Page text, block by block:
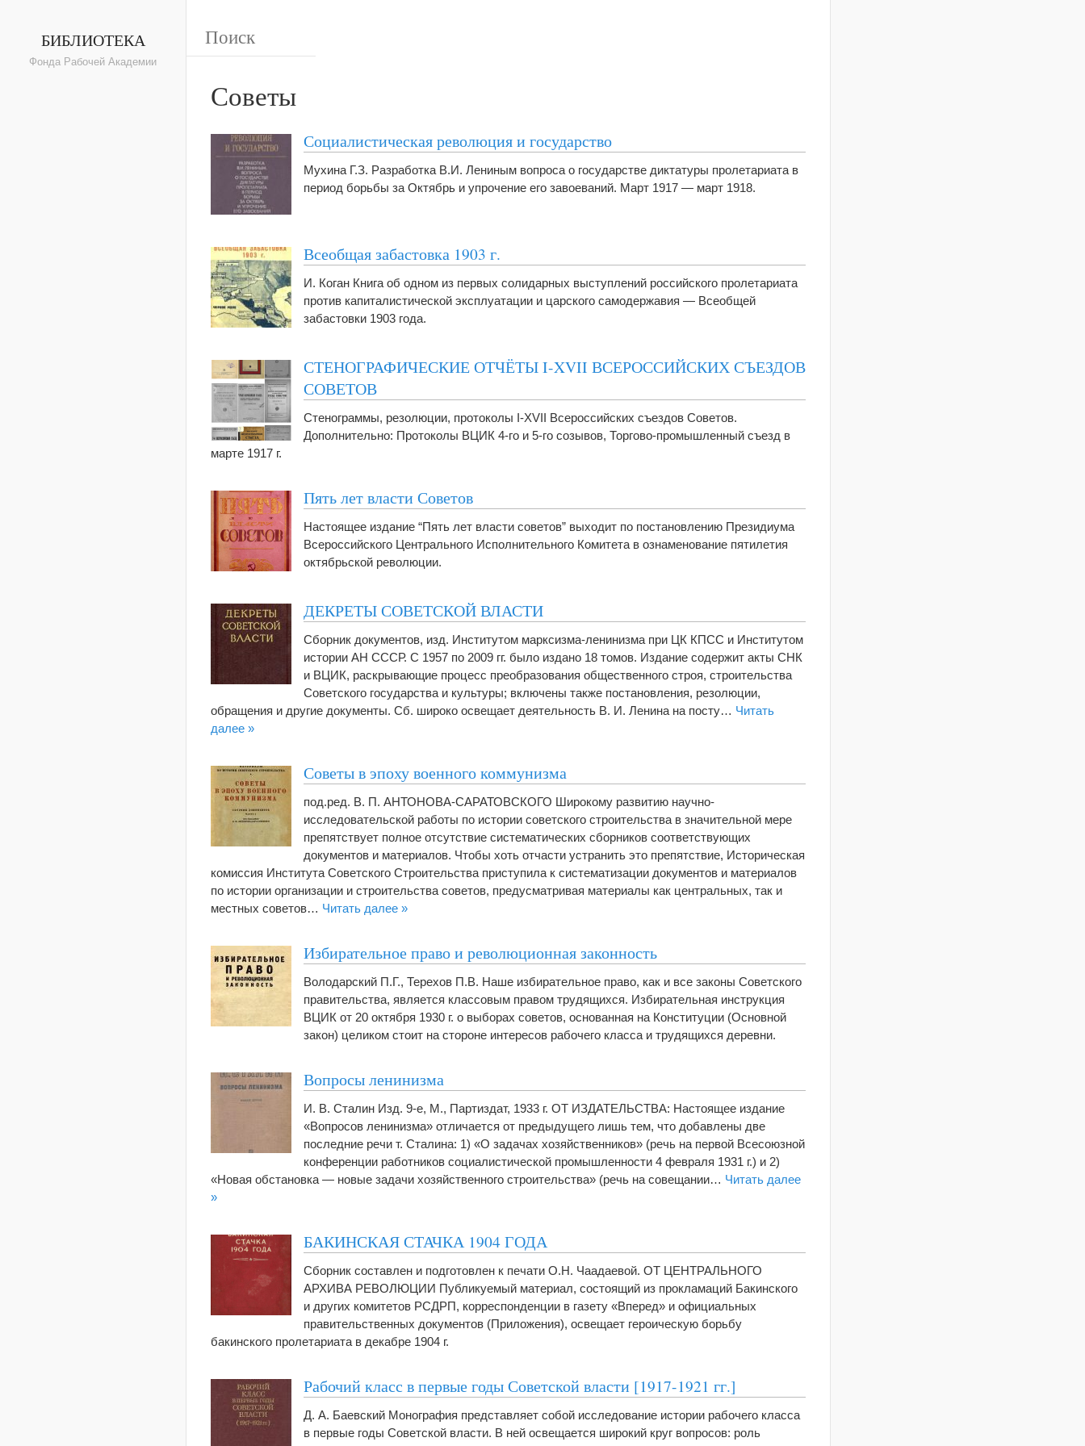
БИБЛИОТЕКА
Фонда Рабочей Академии
Советы
Социалистическая революция и государство
Мухина Г.З. Разработка В.И. Лениным вопроса о государстве диктатуры пролетариата в
период борьбы за Октябрь и упрочение его завоеваний. Март 1917 — март 1918.
Всеобщая забастовка 1903 г.
И. Коган Книга об одном из первых солидарных выступлений российского пролетариата
против капиталистической эксплуатации и царского самодержавия — Всеобщей
забастовки 1903 года.
СТЕНОГРАФИЧЕСКИЕ ОТЧЁТЫ I-XVII ВСЕРОССИЙСКИХ СЪЕЗДОВ
СОВЕТОВ
Стенограммы, резолюции, протоколы I-XVII Всероссийских съездов Советов.
Дополнительно: Протоколы ВЦИК 4-го и 5-го созывов, Торгово-промышленный съезд в
марте 1917 г.
Пять лет власти Советов
Настоящее издание “Пять лет власти советов” выходит по постановлению Президиума
Всероссийского Центрального Исполнительного Комитета в ознаменование пятилетия
октябрьской революции.
ДЕКРЕТЫ СОВЕТСКОЙ ВЛАСТИ
Сборник документов, изд. Институтом марксизма-ленинизма при ЦК КПСС и Институтом
истории АН СССР. С 1957 по 2009 гг. было издано 18 томов. Издание содержит акты СНК
и ВЦИК, раскрывающие процесс преобразования общественного строя, строительства
Советского государства и культуры; включены также постановления, резолюции,
обращения и другие документы. Сб. широко освещает деятельность В. И. Ленина на посту… Читать
далее »
Советы в эпоху военного коммунизма
под.ред. В. П. АНТОНОВА-САРАТОВСКОГО Широкому развитию научно-
исследовательской работы по истории советского строительства в значительной мере
препятствует полное отсутствие систематических сборников соответствующих
документов и материалов. Чтобы хоть отчасти устранить это препятствие, Историческая
комиссия Института Советского Строительства приступила к систематизации документов и материалов
по истории организации и строительства советов, предусматривая материалы как центральных, так и
местных советов… Читать далее »
Избирательное право и революционная законность
Володарский П.Г., Терехов П.В. Наше избирательное право, как и все законы Советского
правительства, является классовым правом трудящихся. Избирательная инструкция
ВЦИК от 20 октября 1930 г. о выборах советов, основанная на Конституции (Основной
закон) целиком стоит на стороне интересов рабочего класса и трудящихся деревни.
Вопросы ленинизма
И. В. Сталин Изд. 9-е, М., Партиздат, 1933 г. ОТ ИЗДАТЕЛЬСТВА: Настоящее издание
«Вопросов ленинизма» отличается от предыдущего лишь тем, что добавлены две
последние речи т. Сталина: 1) «О задачах хозяйственников» (речь на первой Всесоюзной
конференции работников социалистической промышленности 4 февраля 1931 г.) и 2)
«Новая обстановка — новые задачи хозяйственного строительства» (речь на совещании… Читать далее
»
БАКИНСКАЯ СТАЧКА 1904 ГОДА
Сборник составлен и подготовлен к печати О.Н. Чаадаевой. ОТ ЦЕНТРАЛЬНОГО
АРХИВА РЕВОЛЮЦИИ Публикуемый материал, состоящий из прокламаций Бакинского
и других комитетов РСДРП, корреспонденции в газету «Вперед» и официальных
правительственных документов (Приложения), освещает героическую борьбу
бакинского пролетариата в декабре 1904 г.
Рабочий класс в первые годы Советской власти [1917-1921 гг.]
Д. А. Баевский Монография представляет собой исследование истории рабочего класса
в первые годы Советской власти. В ней освещается широкий круг вопросов: роль